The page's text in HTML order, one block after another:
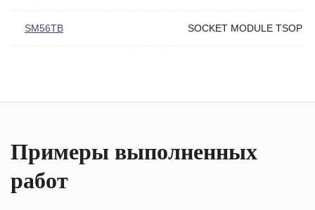
SM56TB SOCKET MODULE TSOP
Примеры выполненных
работ